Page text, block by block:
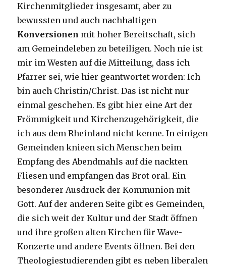
Kirchenmitglieder insgesamt, aber zu
bewussten und auch nachhaltigen
Konversionen mit hoher Bereitschaft, sich
am Gemeindeleben zu beteiligen. Noch nie ist
mir im Westen auf die Mitteilung, dass ich
Pfarrer sei, wie hier geantwortet worden: Ich
bin auch Christin/Christ. Das ist nicht nur
einmal geschehen. Es gibt hier eine Art der
Frömmigkeit und Kirchenzugehörigkeit, die
ich aus dem Rheinland nicht kenne. In einigen
Gemeinden knieen sich Menschen beim
Empfang des Abendmahls auf die nackten
Fliesen und empfangen das Brot oral. Ein
besonderer Ausdruck der Kommunion mit
Gott. Auf der anderen Seite gibt es Gemeinden,
die sich weit der Kultur und der Stadt öffnen
und ihre großen alten Kirchen für Wave-
Konzerte und andere Events öffnen. Bei den
Theologiestudierenden gibt es neben liberalen